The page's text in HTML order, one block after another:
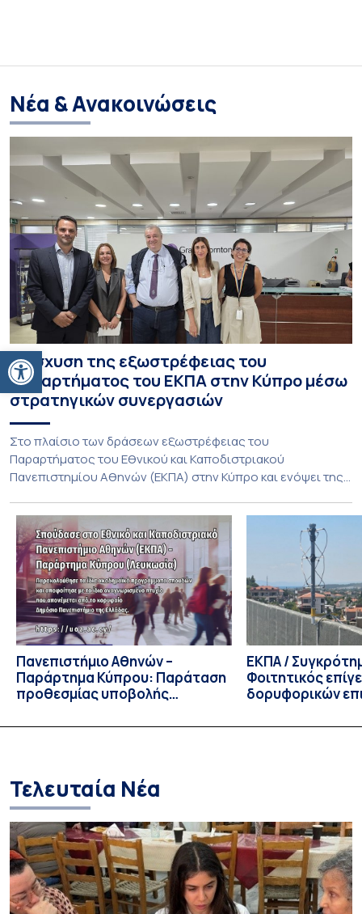
Ανοίξτε τη γραμμή εργαλείων
Νέα & Ανακοινώσεις
Ενίσχυση της εξωστρέφειας του
Παραρτήματος του ΕΚΠΑ στην Κύπρο μέσω
στρατηγικών συνεργασιών
Στο πλαίσιο των δράσεων εξωστρέφειας του
Παραρτήματος του Εθνικού και Καποδιστριακού
Πανεπιστημίου Αθηνών (ΕΚΠΑ) στην Κύπρο και ενόψει της
Τμήματος Οικονομικών Επιστημών και του Τμήματος
Διοίκησης Επιχειρήσεων και Οργανισμών τον Σεπτέμβριο
του 2026, ο Κοσμήτορας της Σχολής Οικονομικών και
Πολιτικών Επιστημών, Καθηγητής Νικόλαος Ηρειώτης, και ο
Πρόεδρος του Τμήματος […]
Πανεπιστήμιο Αθηνών –
Παράρτημα Κύπρου: Παράταση
προθεσμίας υποβολής
υποψηφίων
ΕΚΠΑ /
Φοιτητικός
δορυφορικών
Τελευταία Νέα